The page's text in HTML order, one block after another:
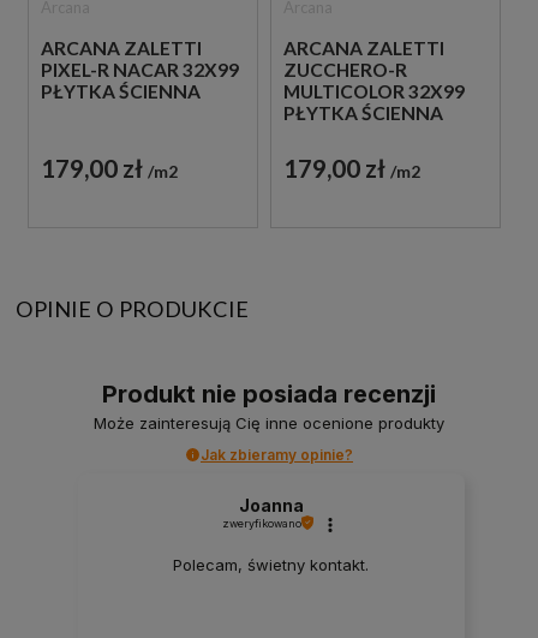
ARCANA ZALETTI
PIXEL-R NACAR 32X99
PŁYTKA ŚCIENNA
179,00 zł m2
ARCANA ZALETTI
ZUCCHERO-R
MULTICOLOR 32X99
PŁYTKA ŚCIENNA
179,00 zł m2
OPINIE O PRODUKCIE
Produkt nie posiada recenzji
Może zainteresują Cię inne ocenione produkty
Jak zbieramy opinie?
Joanna
zweryfikowano
Polecam, świetny kontakt.